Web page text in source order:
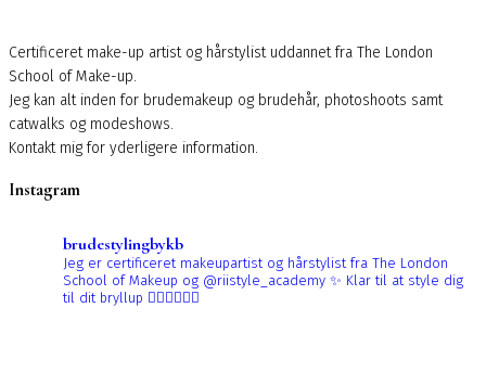
Certificeret make-up artist og hårstylist uddannet fra The London
School of Make-up.
Jeg kan alt inden for brudemakeup og brudehår, photoshoots samt
catwalks og modeshows.
Kontakt mig for yderligere information.
Instagram
brudestylingbykb
Jeg er certificeret makeupartist og hårstylist fra The London
School of Makeup og @riistyle_academy ✨ Klar til at style dig
til dit bryllup 👰🏼‍♀️👰🏻‍♀️